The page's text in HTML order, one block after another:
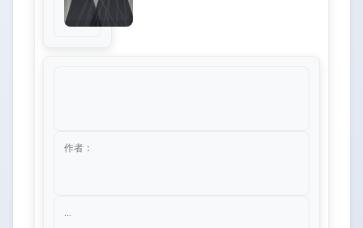
作者：
...